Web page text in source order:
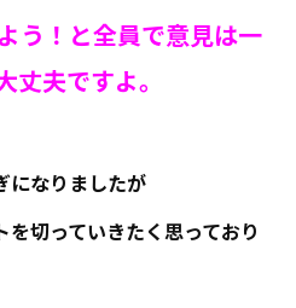
う！と全員で意見は一
夫ですよ。
になりましたが
を切っていきたく思っており